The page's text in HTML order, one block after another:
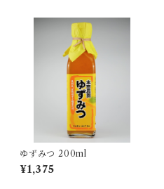
ゆずみつ 200ml
¥1,375